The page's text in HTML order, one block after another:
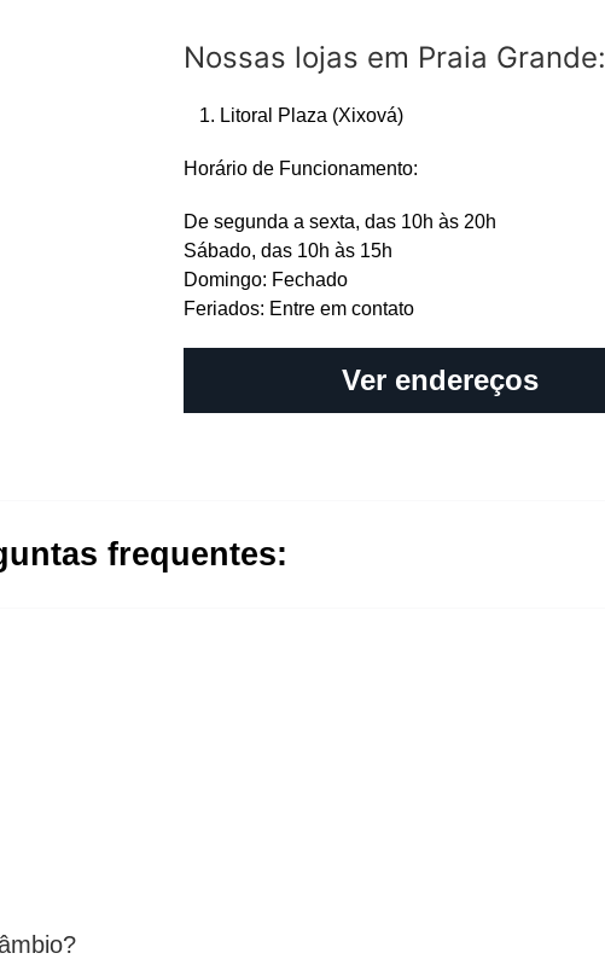
Nossas lojas em Praia Grande:
Litoral Plaza (Xixová)
Horário de Funcionamento:
De segunda a sexta, das 10h às 20h
Sábado, das 10h às 15h
Domingo: Fechado
Feriados: Entre em contato
Ver endereços
frequentes: